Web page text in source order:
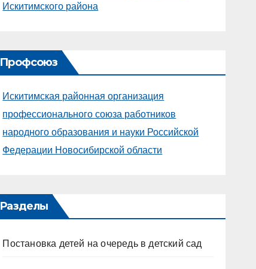
Искитимского района
Профсоюз
Искитимская районная организация
профессионального союза работников
народного образования и науки Российской
Федерации Новосибирской области
Разделы
Постановка детей на очередь в детский сад